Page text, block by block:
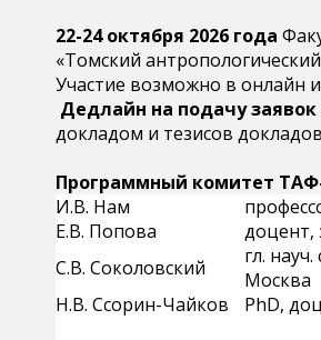
д
е
ь
22-24 октября 2026 года
«Томский
Участие возможно в онлайн
Дедлайн на подачу
докладом и тезисов
Программный комитет
И.В. Нам
Е.В. Попова
доцент,
С.В. Соколовский
гл. науч.
Москва
Н.В. Ссорин-Чайков PhD,